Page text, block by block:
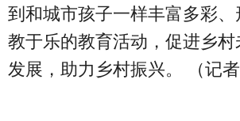
到和城市孩子一样丰富多彩
教于乐的教育活动，促进乡
发展，助力乡村振兴。 （记者